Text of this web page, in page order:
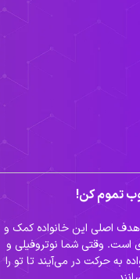
تموم کن!
اصلی این خانواده کمک و
است. وقتی شما نوتروفیلی و
به حرکت در می‌آیند تا تو را